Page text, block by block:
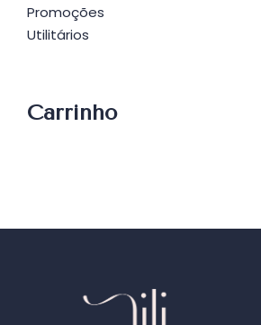
Promoções
Utilitários
Carrinho